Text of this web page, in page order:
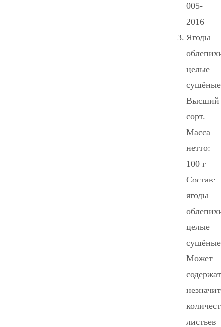
005-
2016
Ягоды
целые
Высший
сорт.
Масса
нетто:
100 г
Состав:
ягоды
целые
Может
листьев